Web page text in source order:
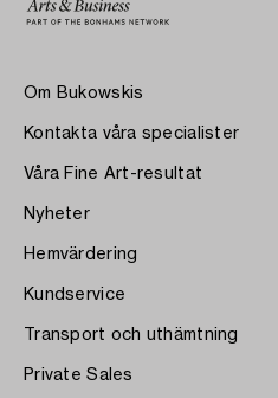
Om Bukowskis
Kontakta våra specialister
Våra Fine Art-resultat
Nyheter
Hemvärdering
Kundservice
Transport och uthämtning
Private Sales